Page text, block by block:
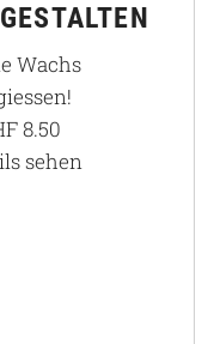
Wachs
8.50
sehen